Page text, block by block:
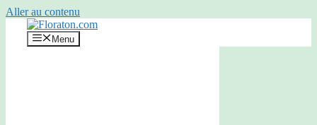
Aller au contenu
Menu